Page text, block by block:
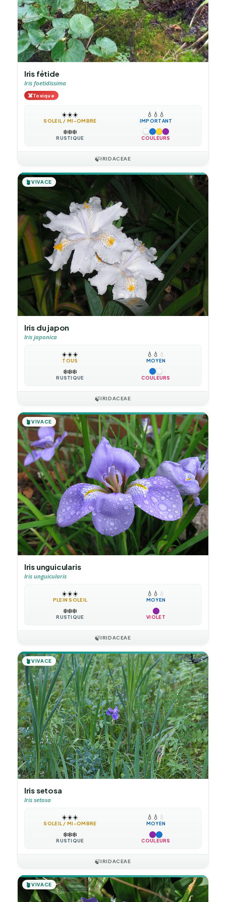
Iris fétide
Iris foetidissima
☠️Toxique
☀️☀️☀️
SOLEIL / MI-OMBRE
💧 💧 💧
IMPORTANT
❄️❄️❄️
RUSTIQUE COULEURS
🍃IRIDACEAE
🪴VIVACE
Iris du japon
Iris japonica
☀️☀️☀️
TOUS
💧 💧 💧
MOYEN
❄️❄️❄️
RUSTIQUE COULEURS
🍃IRIDACEAE
🪴VIVACE
Iris unguicularis
Iris unguicularis
☀️☀️☀️
PLEIN SOLEIL
💧 💧 💧
MOYEN
❄️❄️❄️
RUSTIQUE VIOLET
🍃IRIDACEAE
🪴VIVACE
Iris setosa
Iris setosa
☀️☀️☀️
SOLEIL / MI-OMBRE
💧 💧 💧
MOYEN
❄️❄️❄️
RUSTIQUE COULEURS
🍃IRIDACEAE
🪴VIVACE